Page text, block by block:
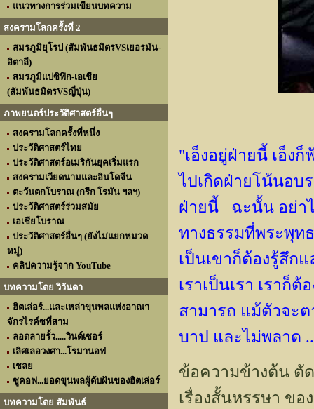
แนวทางการร่วมเขียนบทความ
สงครามโลกครั้งที่ 2
สมรภูมิยุโรป (สัมพันธมิตรVSเยอรมัน-
อิตาลี)
สมรภูมิแปซิฟิก-เอเชีย
(สัมพันธมิตรVSญี่ปุ่น)
ภาพยนตร์ประวัติศาสตร์อื่นๆ
สงครามโลกครั้งที่หนึ่ง
ประวัติศาสตร์ไทย
ประวัติศาสตร์อเมริกันยุคเริ่มแรก
สงครามเวียดนามและอินโดจีน
ตะวันตกโบราณ (กรีก โรมัน ฯลฯ)
ประวัติศาสตร์ร่วมสมัย
เอเชียโบราณ
ประวัติศาสตร์อื่นๆ (ยังไม่แยกหมวด
หมู่)
คลิปความรู้จาก YouTube
บทความโดย วิวันดา
ฮิตเล่อร์...และเหล่าขุนพลแห่งอาณา
จักรไรค์ซที่สาม
ลอดลายรั้ว.....วินด์เซอร์
เลิศเลอวงศา...โรมานอฟ
เชลย
ซูคอฟ...ยอดขุนพลผู้ดับฝันของฮิตเล่อร์
บทความโดย สัมพันธ์
"เอ็งอยู่ฝ่ายนี้ เอ็ง
ไปเกิดฝ่ายโน้นอบ
ฝ่ายนี้ ฉะนั้น อย่า
ทางธรรมที่พระพุท
เป็นเขาก็ต้องรู้สึก
เราเป็นเรา เราก็
สามารถ แม้ตัวจะต
บาป และไม่พลาด
ข้อความข้างต้น ตั
เรื่องสั้นหรรษา ขอ